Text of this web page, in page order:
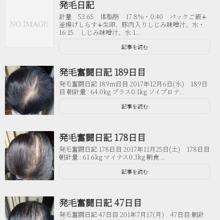
発毛日記
計量 53.65 体脂肪 17.8%・0:40 パックご飯∔
釜揚げしらす∔生卵、豚肉入りしじみ味噌汁、水・
16:15 しじみ味噌汁、水 1...
記事を読む
発毛奮闘日記 189日目
発毛奮闘日記 189m日目 2017年12月6日(水) 189日
目 朝計量 : 64.0kg プラス0.1kg ソイプロテ...
記事を読む
発毛奮闘日記 178日目
発毛奮闘日記 178日目 2017年11月25日(土) 178日目
朝計量 : 61.6kg マイナス0.3kg 朝食 ...
記事を読む
発毛奮闘日記 47日目
発毛奮闘日記 47日目 201年7月17(月) 47日目 朝計